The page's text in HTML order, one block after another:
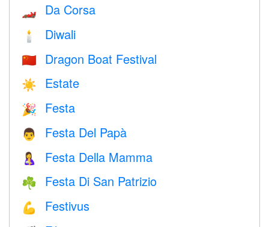
🏎 Da Corsa
🕯 Diwali
🇨🇳 Dragon Boat Festival
☀️ Estate
🎉 Festa
👨 Festa Del Papà
🤱 Festa Della Mamma
☘️ Festa Di San Patrizio
💪 Festivus